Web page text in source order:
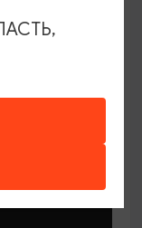
Елены